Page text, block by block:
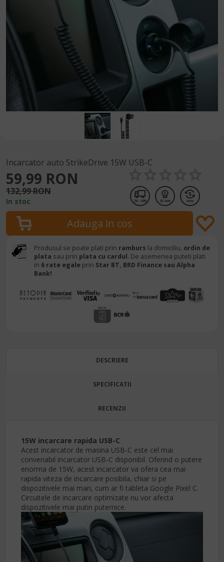
Incarcator auto StrikeDrive 15W USB-C
59,99 RON
132,99 RON
In stoc 24 - 48h 36 luni
Produsul se poate plati prin ramburs la domiciliu, ordin de
plata sau prin plata cu cardul. De asemenea puteti plati
in 6 rate egale prin Star BT, BRD Finance sau Alpha
Bank!
DESCRIERE
SPECIFICATII
RECENZII
15W incarcare rapida USB-C
Acest incarcator de masina USB-C este cel mai
convenabil incarcator USB-C disponibil. Oferind o putere
enorma de 15W, acest incarcator va ofera cea mai
rapida viteza de incarcare posibila, chiar si pe
dispozitivele mai mari, cum ar fi tableta Google Pixel C.
Circuitele de incarcare optimizate nu vor afecta
dispozitivele mai putin puternice.